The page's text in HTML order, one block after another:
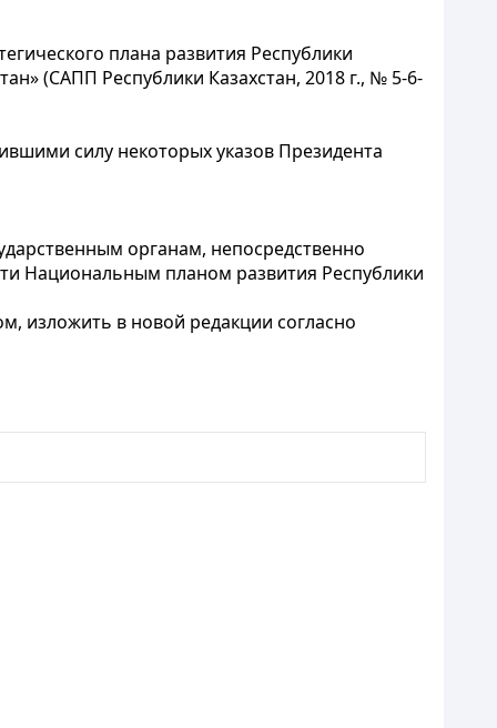
плана развития Республики
(САПП Республики Казахстан, 2018 г., № 5-6-
силу некоторых указов Президента
органам, непосредственно
Национальным планом развития Республики
изложить в новой редакции согласно